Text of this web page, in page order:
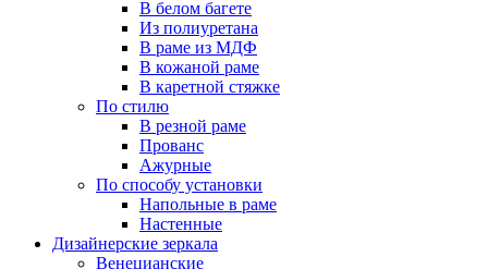
В белом багете
Из полиуретана
В раме из МДФ
В кожаной раме
В каретной стяжке
По стилю
В резной раме
Прованс
Ажурные
По способу установки
Напольные в раме
Настенные
Дизайнерские зеркала
Венецианские